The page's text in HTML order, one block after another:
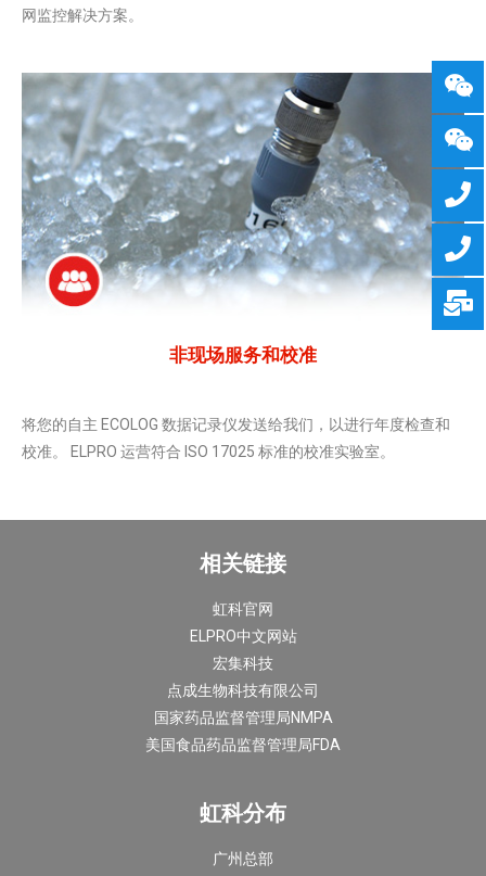
网监控解决方案。
非现场服务和校准
将您的自主 ECOLOG 数据记录仪发送给我们，以进行年度检查和
校准。 ELPRO 运营符合 ISO 17025 标准的校准实验室。
相关链接
虹科官网
ELPRO中文网站
宏集科技
点成生物科技有限公司
国家药品监督管理局NMPA
美国食品药品监督管理局FDA
虹科分布
广州总部